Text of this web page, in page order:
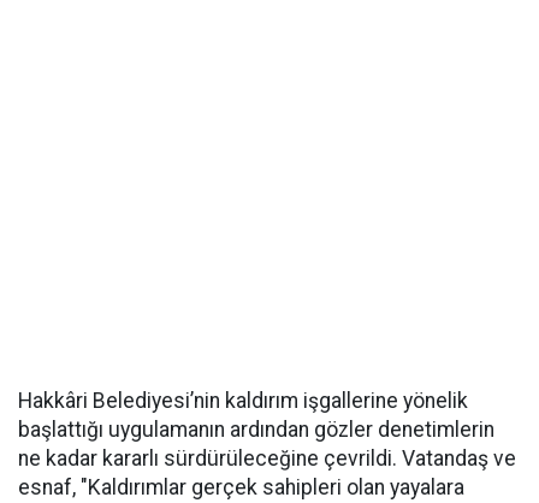
Hakkâri Belediyesi’nin kaldırım işgallerine yönelik
başlattığı uygulamanın ardından gözler denetimlerin
ne kadar kararlı sürdürüleceğine çevrildi. Vatandaş ve
esnaf, "Kaldırımlar gerçek sahipleri olan yayalara